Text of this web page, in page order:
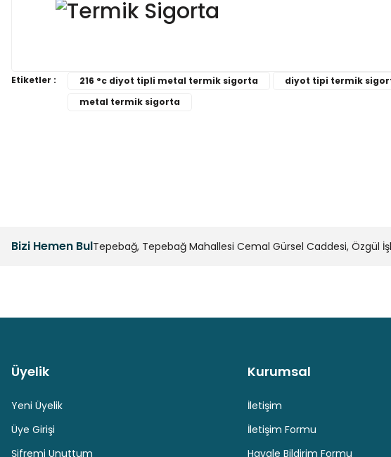
Bu ürünün fiyat bilgisi, resim, ürün açıklamalarında ve diğer
Görüş ve önerileriniz için teşekkür ederiz.
Etiketler : 216 °c diyot tipli metal termik sigorta diyot tipi termik
metal termik sigorta
Bizi Hemen BulTepebağ, Tepebağ Mahallesi Cemal Gürsel Caddesi, Özgül
Güvenli Ödeme
Üyelik
Yeni Üyelik
Üye Girişi
Şifremi Unuttum
Kurumsal
İletişim
İletişim Formu
Havale Bildirim Formu